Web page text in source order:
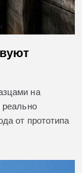
на
реально
от прототипа